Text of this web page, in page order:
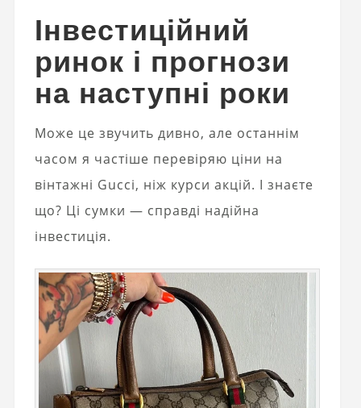
Інвестиційний
ринок і прогнози
на наступні роки
Може це звучить дивно, але останнім
часом я частіше перевіряю ціни на
вінтажні Gucci, ніж курси акцій. І знаєте
що? Ці сумки — справді надійна
інвестиція.